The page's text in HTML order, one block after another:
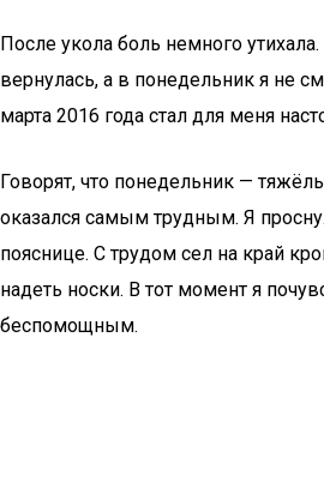
После укола боль немного
вернулась, а в понедельник я не
марта 2016 года стал для меня
Говорят, что понедельник —
оказался самым трудным. Я
пояснице. С трудом сел на край
надеть носки. В тот момент я
беспомощным.